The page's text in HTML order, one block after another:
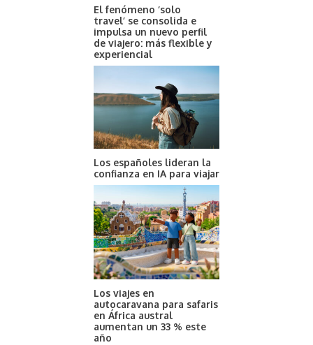
El fenómeno ‘solo
travel’ se consolida e
impulsa un nuevo perfil
de viajero: más flexible y
experiencial
Los españoles lideran la
confianza en IA para viajar
Los viajes en
autocaravana para safaris
en África austral
aumentan un 33 % este
año